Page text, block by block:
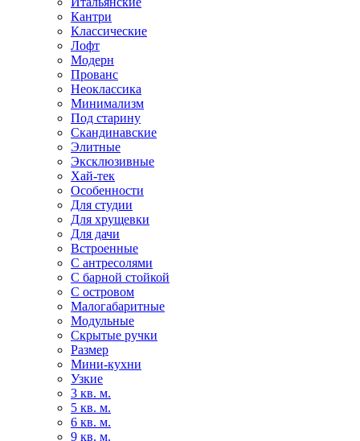
Кантри
Классические
Лофт
Модерн
Прованс
Неоклассика
Минимализм
Под старину
Скандинавские
Элитные
Эксклюзивные
Хай-тек
Особенности
Для студии
Для хрущевки
Для дачи
Встроенные
С антресолями
С барной стойкой
С островом
Малогабаритные
Модульные
Скрытые ручки
Размер
Мини-кухни
Узкие
3 кв. м.
5 кв. м.
6 кв. м.
9 кв. м.